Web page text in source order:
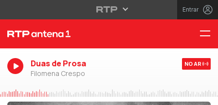
Entrar
Duas de Prosa
Filomena Crespo
NO AR